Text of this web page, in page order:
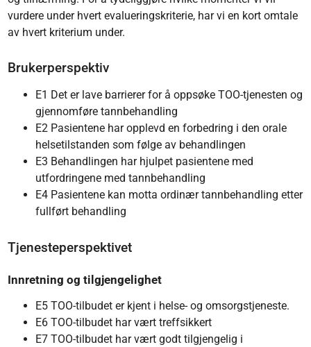
vurdere under hvert evalueringskriterie, har vi en kort omtale
av hvert kriterium under.
Brukerperspektiv
E1 Det er lave barrierer for å oppsøke TOO-tjenesten og
gjennomføre tannbehandling
E2 Pasientene har opplevd en forbedring i den orale
helsetilstanden som følge av behandlingen
E3 Behandlingen har hjulpet pasientene med
utfordringene med tannbehandling
E4 Pasientene kan motta ordinær tannbehandling etter
fullført behandling
Tjenesteperspektivet
Innretning og tilgjengelighet
E5 TOO-tilbudet er kjent i helse- og omsorgstjeneste.
E6 TOO-tilbudet har vært treffsikkert
E7 TOO-tilbudet har vært godt tilgjengelig i